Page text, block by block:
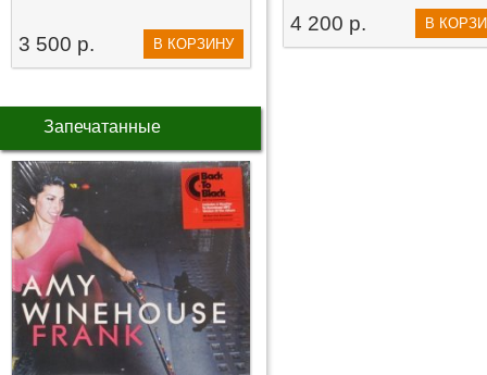
3 500 р. В КОРЗИНУ
Запечатанные
4 200 р. В